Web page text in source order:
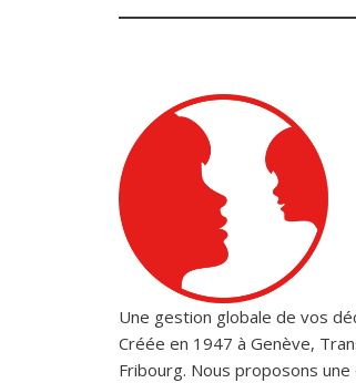
Une gestion globale de vos
Créée en 1947 à Genève,
Fribourg. Nous proposons